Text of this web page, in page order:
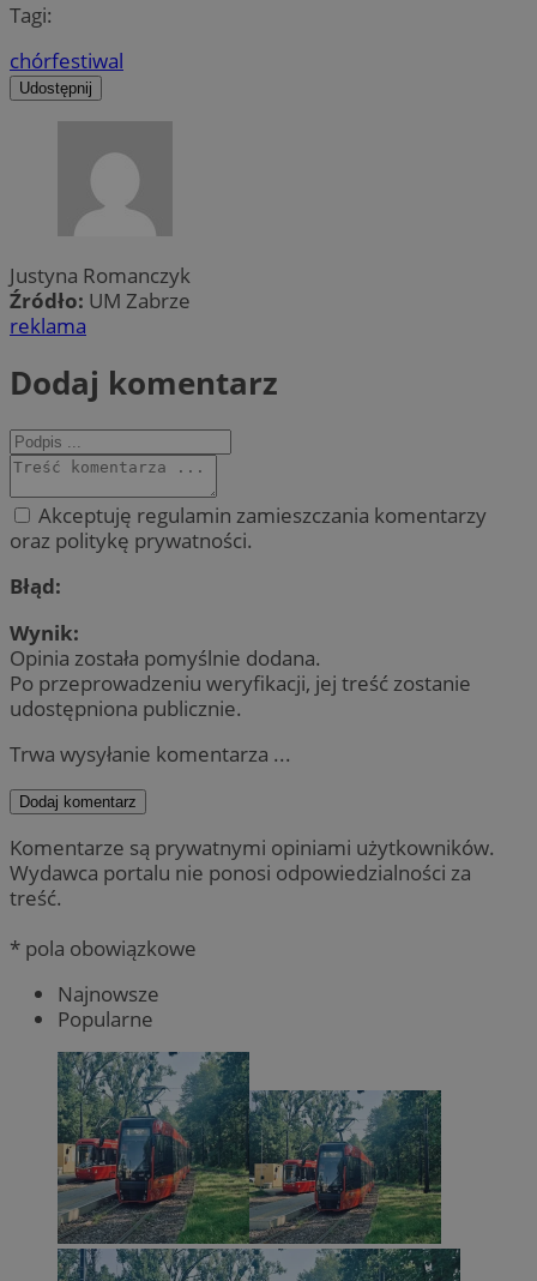
Tagi:
chórfestiwal
Udostępnij
Justyna Romanczyk
Źródło: UM Zabrze
reklama
Dodaj komentarz
Akceptuję regulamin zamieszczania komentarzy
oraz politykę prywatności.
Błąd:
Wynik:
Opinia została pomyślnie dodana.
Po przeprowadzeniu weryfikacji, jej treść zostanie
udostępniona publicznie.
Trwa wysyłanie komentarza ...
Dodaj komentarz
Komentarze są prywatnymi opiniami użytkowników.
Wydawca portalu nie ponosi odpowiedzialności za
treść.
* pola obowiązkowe
Najnowsze
Popularne